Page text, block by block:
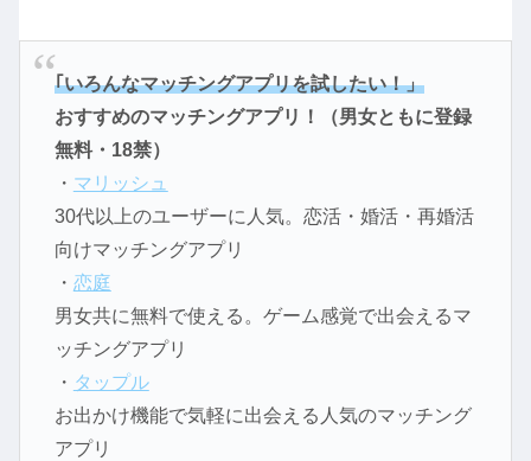
｢いろんなマッチングアプリを試したい！」
おすすめのマッチングアプリ！（男女ともに登録
無料・18禁）
・ マリッシュ
30代以上のユーザーに人気。恋活・婚活・再婚活
向けマッチングアプリ
・ 恋庭
男女共に無料で使える。ゲーム感覚で出会えるマ
ッチングアプリ
・ タップル
お出かけ機能で気軽に出会える人気のマッチング
アプリ